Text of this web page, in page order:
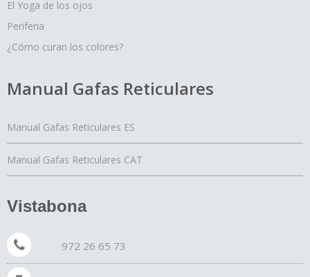
El Yoga de los ojos
Periferia
¿Cómo curan los colores?
Manual Gafas Reticulares
Manual Gafas Reticulares ES
Manual Gafas Reticulares CAT
Vistabona
972 26 65 73